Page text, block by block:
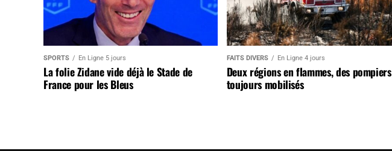
SPORTS En Ligne 5 jours
La folie Zidane vide déjà le Stade de
France pour les Bleus
FAITS DIVERS En Ligne 4 jours
Deux régions en flammes, des pompiers
toujours mobilisés